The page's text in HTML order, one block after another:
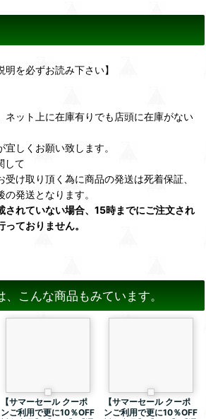
明を必ずお読み下さい】
ネット上に在庫有りでも店頭に在庫がない
しくお願い致します。
して
け取り頂く為に商品の発送は死着保証、
発送となります。
されていない場合、15時までにご注文され
ておりません。
こんな商品もみています。
【サマーセール クーポ
ンご利用で更に10％OFF
【サマーセール クーポ
ンご利用で更に10％OFF